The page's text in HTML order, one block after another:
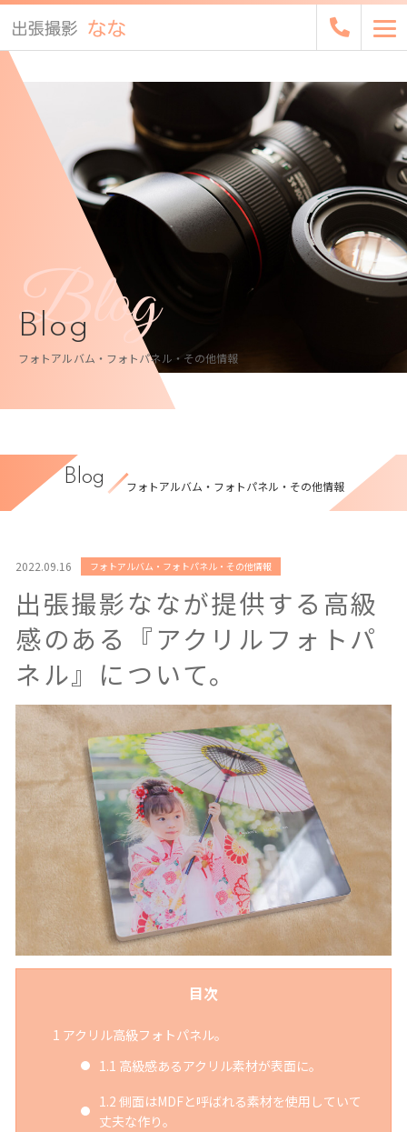
Blog
Blog
フォトアルバム・フォトパネル・その他情報
Blog
フォトアルバム・フォトパネル・その他情報
2022.09.16 フォトアルバム・フォトパネル・その他情報
出張撮影ななが提供する高級
感のある『アクリルフォトパ
ネル』について。
目次
1 アクリル高級フォトパネル。
1.1 高級感あるアクリル素材が表面に。
1.2 側面はMDFと呼ばれる素材を使用していて
丈夫な作り。